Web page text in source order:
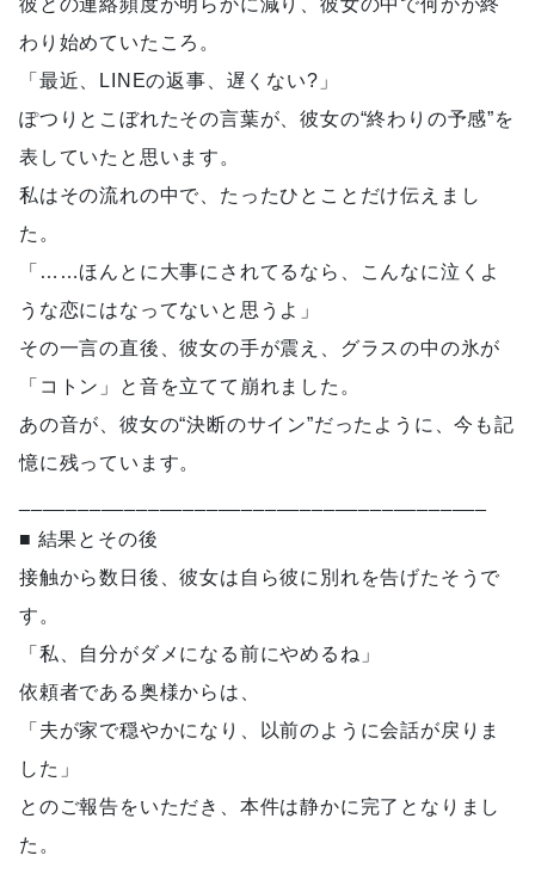
彼との連絡頻度が明らかに減り、彼女の中で何かが終
わり始めていたころ。
「最近、LINEの返事、遅くない?」
ぽつりとこぼれたその言葉が、彼女の“終わりの予感”を
表していたと思います。
私はその流れの中で、たったひとことだけ伝えまし
た。
「……ほんとに大事にされてるなら、こんなに泣くよ
うな恋にはなってないと思うよ」
その一言の直後、彼女の手が震え、グラスの中の氷が
「コトン」と音を立てて崩れました。
あの音が、彼女の“決断のサイン”だったように、今も記
憶に残っています。
■ 結果とその後
接触から数日後、彼女は自ら彼に別れを告げたそうで
す。
「私、自分がダメになる前にやめるね」
依頼者である奥様からは、
「夫が家で穏やかになり、以前のように会話が戻りま
した」
とのご報告をいただき、本件は静かに完了となりまし
た。